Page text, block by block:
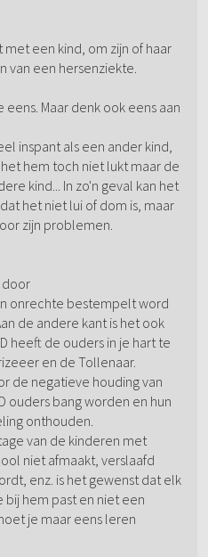
een kind, om zijn of haar
van een hersenziekte.
Maar denk ook eens aan
inspant als een ander kind,
hem toch niet lukt maar de
kind... In zo'n geval kan het
het niet lui of dom is, maar
zijn problemen.
door
onrechte bestempelt word
de andere kant is het ook
heeft de ouders in je hart te
en de Tollenaar.
de negatieve houding van
ouders bang worden en hun
onthouden.
van de kinderen met
niet afmaakt, verslaafd
enz. is het gewenst dat elk
hem past en niet een
je maar eens leren